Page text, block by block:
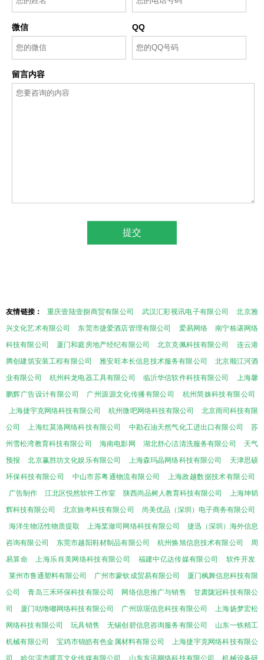
微信 QQ
留言内容
友情链接： 重庆壹陆壹捌商贸有限公司 武汉汇彩视讯电子有限公司
北京雅
兴文化艺术有限公司
东莞市捷爱酒店管理有限公司 爱易网络
南宁栋谌网络
科技有限公司
厦门和庭房地产经纪有限公司 北京克佩科技有限公司
连云港
腾创建筑安装工程有限公司
雅安旺本长信息技术服务有限公司
北京顺江河酒
业有限公司
杭州科龙电器工具有限公司 临沂华信软件科技有限公司
上海馨
鹏辉广告设计有限公司
广州源源文化传播有限公司
杭州简姝科技有限公司
上海捷宇克网络科技有限公司
杭州微吧网络科技有限公司
北京雨司科技有限
公司
上海红莫洛网络科技有限公司 中勘石油天然气化工进出口有限公司
苏
州雪松湾教育科技有限公司
海南电影网 湖北舒心洁清洗服务有限公司
天气
预报
北京赢胜坊文化娱乐有限公司 上海森玛晶网络科技有限公司
天津思硕
环保科技有限公司
中山市苏粤通物流有限公司
上海政越数据技术有限公司
广告制作
江北区悦然软件工作室 陕西尚品树人教育科技有限公司
上海坤韬
辉科技有限公司
北京旅考科技有限公司
尚美优品（深圳）电子商务有限公司
海洋生物活性物质提取
上海桨潋司网络科技有限公司
捷迅（深圳）海外信息
咨询有限公司
东莞市越阳鞋材制品有限公司 杭州焕旭信息技术有限公司
周
易算命
上海乐肖美网络科技有限公司 福建中亿达传媒有限公司
软件开发
莱州市鲁通塑料有限公司
广州市蒙钦成贸易有限公司
厦门枫舞信息科技有限
公司
青岛三禾环保科技有限公司 网络信息推广与销售
甘肃陇冠科技有限公
司
厦门咕噜嘟网络科技有限公司 广州琼琚信息科技有限公司
上海扬梦宏松
网络科技有限公司
玩具销售 无锡创碧信息咨询服务有限公司
山东一铁精工
机械有限公司
宝鸡市锦皓有色金属材料有限公司
上海捷宇克网络科技有限公
司
哈尔滨市暖言文化传媒有限公司 山东东讯网络科技有限公司 机械设备研